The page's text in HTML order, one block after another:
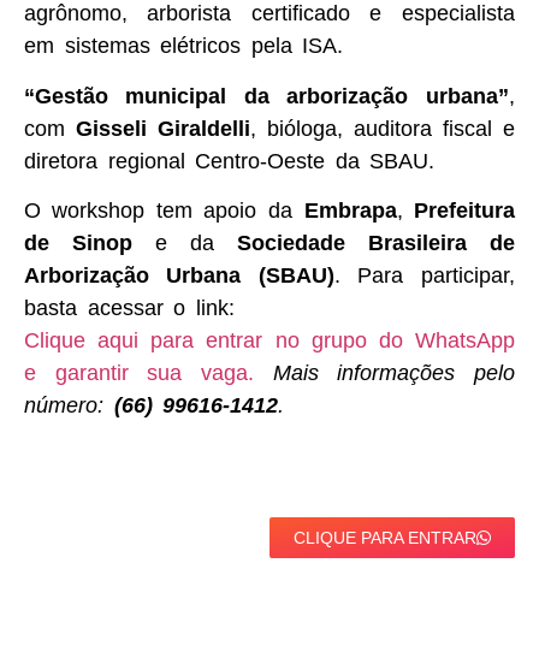
agrônomo, arborista certificado e especialista
em sistemas elétricos pela ISA.
“Gestão municipal da arborização urbana”,
com Gisseli Giraldelli, bióloga, auditora fiscal e
diretora regional Centro-Oeste da SBAU.
O workshop tem apoio da Embrapa, Prefeitura
de Sinop e da Sociedade Brasileira de
Arborização Urbana (SBAU). Para participar,
basta acessar o link:
Clique aqui para entrar no grupo do WhatsApp
e garantir sua vaga. Mais informações pelo
número: (66) 99616-1412.
CLIQUE PARA ENTRAR